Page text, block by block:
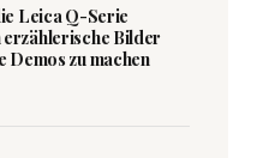
Leica Q-Serie
Bilder
Demos zu machen